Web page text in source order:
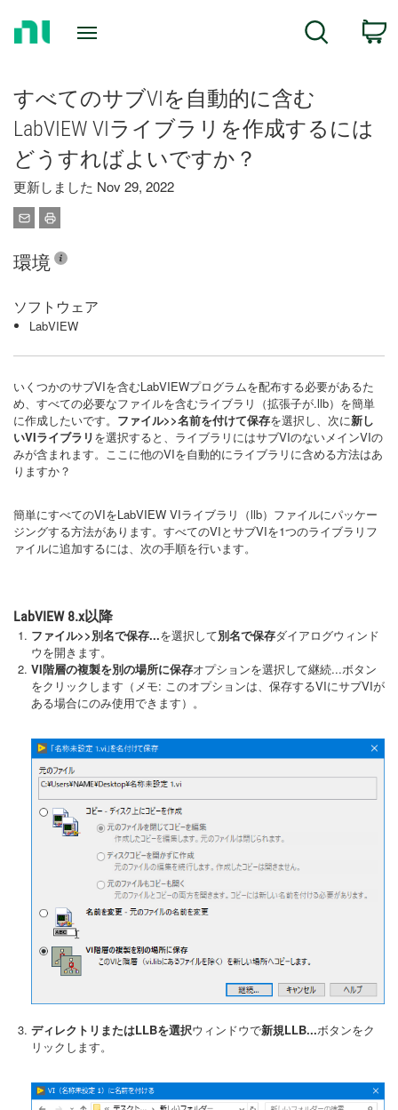
Search
すべてのサブVIを自動的に含む
LabVIEW VIライブラリを作成するには
どうすればよいですか？
更新しました Nov 29, 2022
環境
ソフトウェア
LabVIEW
いくつかのサブVIを含むLabVIEWプログラムを配布する必要があるた
め、すべての必要なファイルを含むライブラリ（拡張子が.llb）を簡単
に作成したいです。 ファイル>>名前を付けて保存を選択し、次に新し
いVIライブラリ を選択すると、ライブラリにはサブVIのないメインVIの
みが含まれます。ここに他のVIを自動的にライブラリに含める方法はあ
りますか？
簡単にすべてのVIをLabVIEW VIライブラリ（llb）ファイルにパッケー
ジングする方法があります。すべてのVIとサブVIを1つのライブラリフ
ァイルに追加するには、次の手順を行います。
LabVIEW 8.x以降
ファイル>>別名で保存...を選択して別名で保存ダイアログウィンド
ウを開きます。
VI階層の複製を別の場所に保存オプションを選択して継続...ボタン
をクリックします（メモ: このオプションは、保存するVIにサブVIが
ある場合にのみ使用できます）。
ディレクトリまたはLLBを選択ウィンドウで新規LLB...ボタンをク
リックします。